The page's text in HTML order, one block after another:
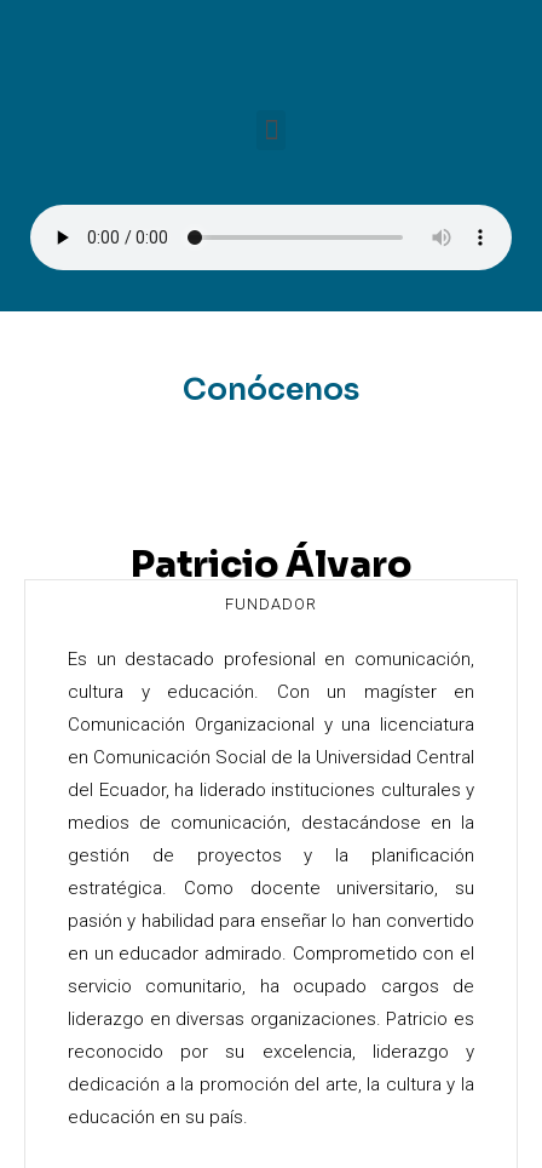
Conócenos
Patricio Álvaro
FUNDADOR
Es un destacado profesional en comunicación,
cultura y educación. Con un magíster en
Comunicación Organizacional y una licenciatura
en Comunicación Social de la Universidad Central
del Ecuador, ha liderado instituciones culturales y
medios de comunicación, destacándose en la
gestión de proyectos y la planificación
estratégica. Como docente universitario, su
pasión y habilidad para enseñar lo han convertido
en un educador admirado. Comprometido con el
servicio comunitario, ha ocupado cargos de
liderazgo en diversas organizaciones. Patricio es
reconocido por su excelencia, liderazgo y
dedicación a la promoción del arte, la cultura y la
educación en su país.